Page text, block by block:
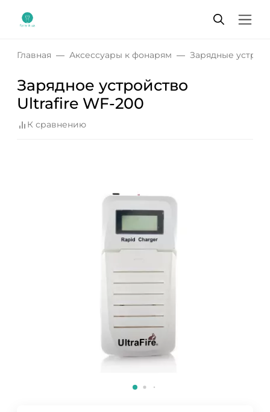
Главная Аксессуары к фонарям Зарядные
Зарядное устройство
Ultrafire WF-200
К сравнению